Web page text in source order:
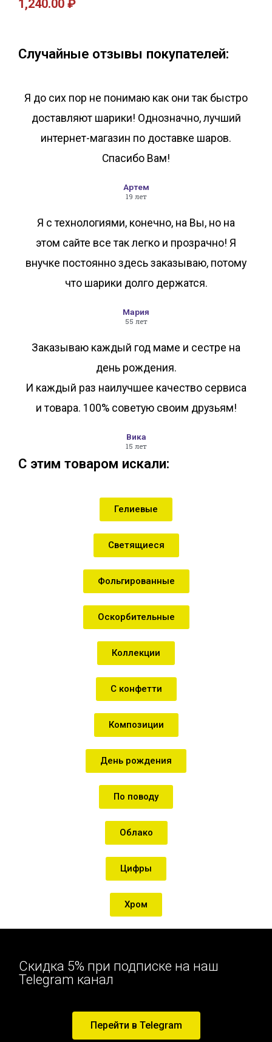
1,240.00 ₽
Случайные отзывы покупателей:
Я до сих пор не понимаю как они так быстро
доставляют шарики! Однозначно, лучший
интернет-магазин по доставке шаров.
Спасибо Вам!
Артем
19 лет
Я с технологиями, конечно, на Вы, но на
этом сайте все так легко и прозрачно! Я
внучке постоянно здесь заказываю, потому
что шарики долго держатся.
Мария
55 лет
Заказываю каждый год маме и сестре на
день рождения.
И каждый раз наилучшее качество сервиса
и товара. 100% советую своим друзьям!
Вика
15 лет
С этим товаром искали:
Гелиевые
Светящиеся
Фольгированные
Оскорбительные
Коллекции
С конфетти
Композиции
День рождения
По поводу
Облако
Цифры
Хром
Скидка 5% при подписке на наш
Telegram канал
Перейти в Telegram